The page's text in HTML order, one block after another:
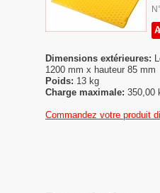
Dimensions extérieures:
1200 mm x hauteur 85 mm
Poids: 13 kg
Charge maximale: 350,00
Commandez votre produit